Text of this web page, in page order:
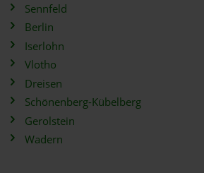
Sennfeld
Berlin
Iserlohn
Vlotho
Dreisen
Schönenberg-Kübelberg
Gerolstein
Wadern